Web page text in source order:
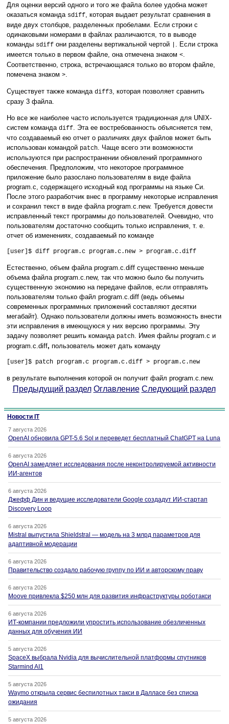
Для оценки версий одного и того же файла более удобна может
оказаться команда sdiff, которая выдает результат сравнения в
виде двух столбцов, разделенных пробелами. Если строки с
одинаковыми номерами в файлах различаются, то в выводе
команды sdiff они разделены вертикальной чертой
. Если строка
имеется только в первом файле, она отмечена знаком <.
Соответственно, строка, встречающаяся только во втором файле,
помечена знаком >.
Существует также команда diff3, которая позволяет сравнить
сразу 3 файла.
Но все же наиболее часто используется традиционная для UNIX-
систем команда diff. Эта ее востребованность объясняется тем,
что создаваемый ею отчет о различиях двух файлов может быть
использован командой patch. Чаще всего эти возможности
используются при распространении обновлений программного
обеспечения. Предположим, что некоторое программное
приложение было разослано пользователям в виде файла
program.c, содержащего исходный код программы на языке Си.
После этого разработчик внес в программу некоторые исправления
и сохранил текст в виде файла program.c.new. Требуется довести
исправленный текст программы до пользователей. Очевидно, что
пользователям достаточно сообщить только исправления, т. е.
отчет об изменениях, создаваемый по команде
[user]$ diff program.c program.c.new > program.c.diff
Естественно, объем файла program.c.diff существенно меньше
объема файла program.c.new, так что можно было бы получить
существенную экономию на передаче файлов, если отправлять
пользователям только файл program.c.diff (ведь объемы
современных программных приложений составляют десятки
мегабайт). Однако пользователи должны иметь возможность внести
эти исправления в имеющуюся у них версию программы. Эту
задачу позволяет решить команда patch. Имея файлы program.c и
program.c.diff, пользователь может дать команду
[user]$ patch program.c program.c.diff > program.c.new
в результате выполнения которой он получит файл program.c.new.
Предыдущий раздел Оглавление Следующий раздел
Новости IT
7 августа 2026
OpenAI обновила GPT-5.6 Sol и переведет бесплатный ChatGPT на Luna
6 августа 2026
OpenAI замедляет исследования после неконтролируемой активности
ИИ-агентов
6 августа 2026
Джефф Дин и ведущие исследователи Google создадут ИИ-стартап
Discovery Loop
6 августа 2026
Mistral выпустила Shieldstral — модель на 3 млрд параметров для
адаптивной модерации
6 августа 2026
Правительство создало рабочую группу по ИИ и авторскому праву
6 августа 2026
Moove привлекла $250 млн для развития инфраструктуры роботакси
6 августа 2026
ИТ-компании предложили упростить использование обезличенных
данных для обучения ИИ
5 августа 2026
SpaceX выбрала Nvidia для вычислительной платформы спутников
Starmind AI1
5 августа 2026
Waymo открыла сервис беспилотных такси в Далласе без списка
ожидания
5 августа 2026